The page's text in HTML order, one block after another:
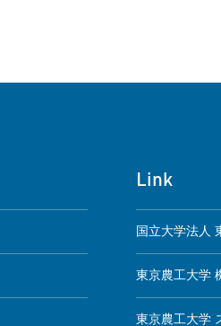
Link
国立大学法人
東京農工大学
東京農工大学